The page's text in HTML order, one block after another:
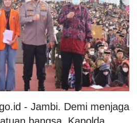
- Jambi. Demi menjaga